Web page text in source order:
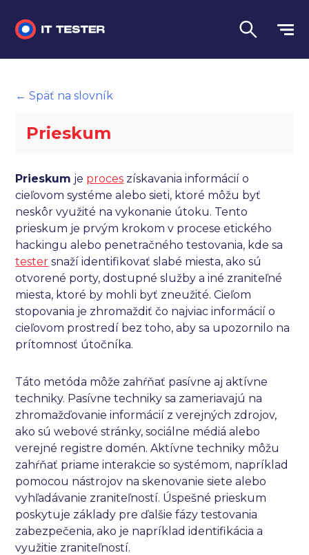
Automatizované testovanie
Performance testing
Interview otázky na pohovor
Slovník
Jazyk
← Späť na slovník
Prieskum
Prieskum je proces získavania informácií o
cieľovom systéme alebo sieti, ktoré môžu byť
neskôr využité na vykonanie útoku. Tento
prieskum je prvým krokom v procese etického
hackingu alebo penetračného testovania, kde sa
tester snaží identifikovať slabé miesta, ako sú
otvorené porty, dostupné služby a iné zraniteľné
miesta, ktoré by mohli byť zneužité. Cieľom
stopovania je zhromaždiť čo najviac informácií o
cieľovom prostredí bez toho, aby sa upozornilo na
prítomnosť útočníka.
Táto metóda môže zahŕňať pasívne aj aktívne
techniky. Pasívne techniky sa zameriavajú na
zhromažďovanie informácií z verejných zdrojov,
ako sú webové stránky, sociálne médiá alebo
verejné registre domén. Aktívne techniky môžu
zahŕňať priame interakcie so systémom, napríklad
pomocou nástrojov na skenovanie siete alebo
vyhľadávanie zraniteľností. Úspešné prieskum
poskytuje základy pre ďalšie fázy testovania
zabezpečenia, ako je napríklad identifikácia a
využitie zraniteľností.